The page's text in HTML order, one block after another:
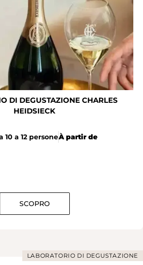
DI DEGUSTAZIONE CHARLES
HEIDSIECK
10 a 12 personeÀ partir de
SCOPRO
LABORATORIO DI DEGUSTAZIONE